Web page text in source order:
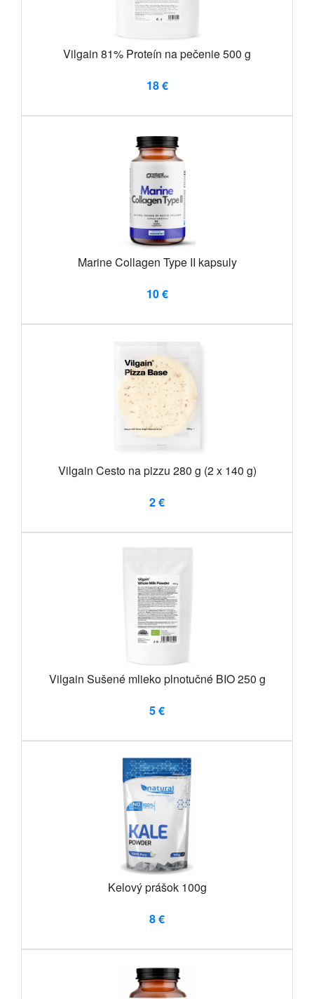
Vilgain 81% Proteín na pečenie 500 g
18 €
Marine Collagen Type II kapsuly
10 €
Vilgain Cesto na pizzu 280 g (2 x 140 g)
2 €
Vilgain Sušené mlieko plnotučné BIO 250 g
5 €
Kelový prášok 100g
8 €